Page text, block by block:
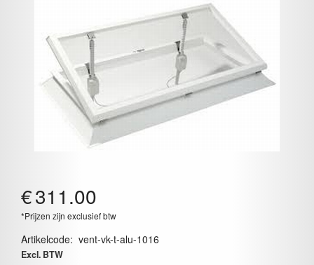
€311.00
*Prijzen zijn exclusief btw
Artikelcode: vent-vk-t-alu-1016
Excl. BTW